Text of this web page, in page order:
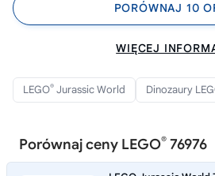
PORÓWNAJ 10
WIĘCEJ
LEGO® Jurassic World Dinozaury
Porównaj ceny LEGO® 76976